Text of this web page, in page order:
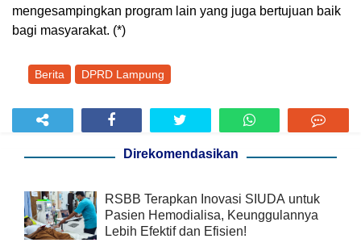
mengesampingkan program lain yang juga bertujuan baik
bagi masyarakat. (*)
Berita DPRD Lampung
Direkomendasikan
RSBB Terapkan Inovasi SIUDA untuk
Pasien Hemodialisa, Keunggulannya
Lebih Efektif dan Efisien!